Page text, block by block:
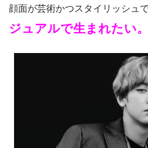
顔面が芸術かつスタイリッシュで
ジュアルで生まれたい。